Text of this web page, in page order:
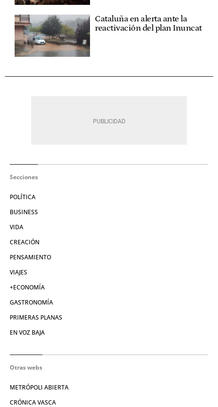
Cataluña en alerta ante la
reactivación del plan Inuncat
Secciones
POLÍTICA
BUSINESS
VIDA
CREACIÓN
PENSAMIENTO
VIAJES
+ECONOMÍA
GASTRONOMÍA
PRIMERAS PLANAS
EN VOZ BAJA
Otras webs
METRÓPOLI ABIERTA
CRÓNICA VASCA